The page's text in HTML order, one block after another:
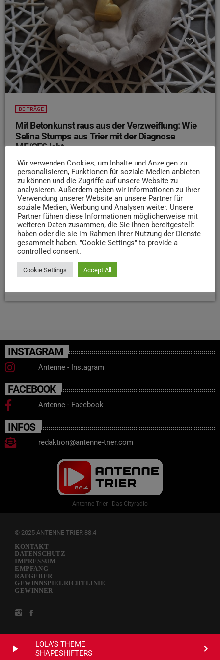
play_arrow
LOLA'S THEME
SHAPESHIFTERS
keyboard_arrow_right
BEITRÄGE
Mit Betonkunst raus aus der Verzweiflung: Wie
Selina Stumps aus Trier mit der Diagnose
ME/CFS lebt
Selina Stumps (39) aus Trier lebt mit einer schweren,
neuroimmunologischen Krankheit, die ihr komplettes
Leben von heute auf morgen verändert hat: ME/CFS.
Seitdem fallen ihr selbst alltägliche Dinge wie Einkaufen
oder Duschen extrem schwer
Um ihren Mut und ihre
Hoffnung nicht zu verlieren, steckt sie seit drei Jahren ihr
Herzblut in die Kunst. Im Interview hat sie uns mehr dazu
erzählt: Aktuell arbeitet Selina aus gesundheitlichen
Gründen ausschließlich an den Betonhänden (im Bild
unten zu sehen), und möchte mit […]
INSTAGRAM
Antenne - Instagram
FACEBOOK
Antenne - Facebook
INFOS
redaktion@antenne-trier.com
Antenne Trier - Das Cityradio
© 2025 ANTENNE TRIER 88.4
KONTAKT
DATENSCHUTZ
IMPRESSUM
EMPFANG
RATGEBER
GEWINNSPIELRICHTLINIE
GEWINNER
Wir verwenden Cookies, um Inhalte und Anzeigen zu
personalisieren, Funktionen für soziale Medien anbieten
zu können und die Zugriffe auf unsere Website zu
analysieren. Außerdem geben wir Informationen zu Ihrer
Verwendung unserer Website an unsere Partner für
soziale Medien, Werbung und Analysen weiter. Unsere
Partner führen diese Informationen möglicherweise mit
weiteren Daten zusammen, die Sie ihnen bereitgestellt
haben oder die sie im Rahmen Ihrer Nutzung der Dienste
gesammelt haben. "Cookie Settings" to provide a
controlled consent.
Cookie Settings Accept All